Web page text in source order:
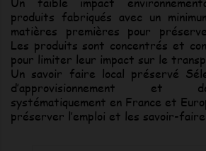
produits fabriqués avec un
matières premières pour
Les produits sont concentrés et
pour limiter leur impact sur le
Un savoir faire local préservé
d’approvisionnement et
systématiquement en France et
préserver l’emploi et les savoir-